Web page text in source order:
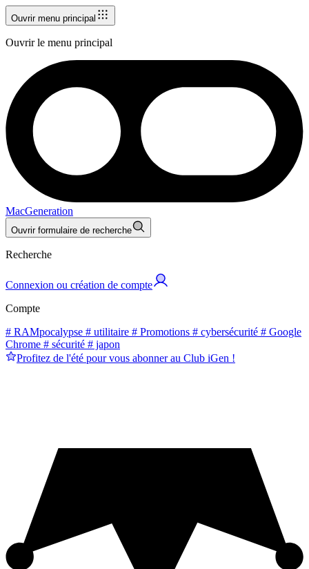
Ouvrir menu principal
Ouvrir le menu principal
MacGeneration
Ouvrir formulaire de recherche
Recherche
Connexion ou création de compte
Compte
# RAMpocalypse # utilitaire # Promotions # cybersécurité # Google
Chrome # sécurité # japon
Profitez de l'été pour vous abonner au Club iGen !